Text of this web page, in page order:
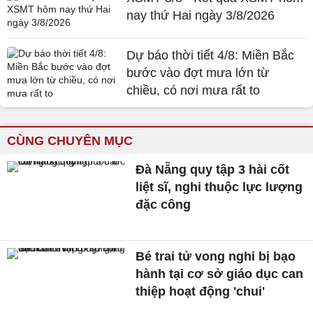
nay thứ Hai ngày 3/8/2026
Dự báo thời tiết 4/8: Miền Bắc
bước vào đợt mưa lớn từ
chiều, có nơi mưa rất to
CÙNG CHUYÊN MỤC
Đà Nẵng quy tập 3 hài cốt
liệt sĩ, nghi thuộc lực lượng
đặc công
Bé trai tử vong nghi bị bạo
hành tại cơ sở giáo dục can
thiệp hoạt động 'chui'